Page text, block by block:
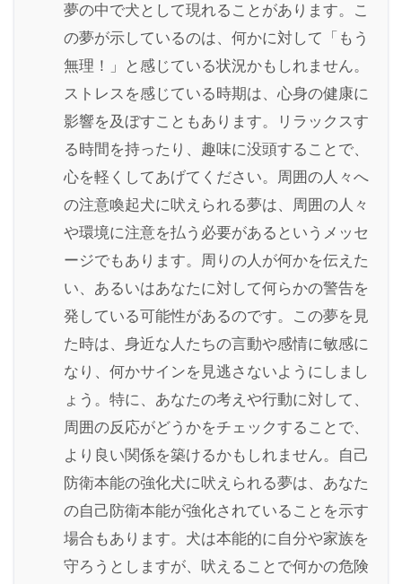
夢の中で犬として現れることがあります。こ
の夢が示しているのは、何かに対して「もう
無理！」と感じている状況かもしれません。
ストレスを感じている時期は、心身の健康に
影響を及ぼすこともあります。リラックスす
る時間を持ったり、趣味に没頭することで、
心を軽くしてあげてください。周囲の人々へ
の注意喚起犬に吠えられる夢は、周囲の人々
や環境に注意を払う必要があるというメッセ
ージでもあります。周りの人が何かを伝えた
い、あるいはあなたに対して何らかの警告を
発している可能性があるのです。この夢を見
た時は、身近な人たちの言動や感情に敏感に
なり、何かサインを見逃さないようにしまし
ょう。特に、あなたの考えや行動に対して、
周囲の反応がどうかをチェックすることで、
より良い関係を築けるかもしれません。自己
防衛本能の強化犬に吠えられる夢は、あなた
の自己防衛本能が強化されていることを示す
場合もあります。犬は本能的に自分や家族を
守ろうとしますが、吠えることで何かの危険